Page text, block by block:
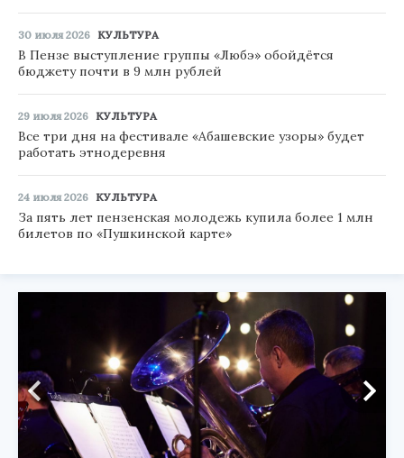
30 июля 2026 КУЛЬТУРА
В Пензе выступление группы «Любэ» обойдётся
бюджету почти в 9 млн рублей
29 июля 2026 КУЛЬТУРА
Все три дня на фестивале «Абашевские узоры» будет
работать этнодеревня
24 июля 2026 КУЛЬТУРА
За пять лет пензенская молодежь купила более 1 млн
билетов по «Пушкинской карте»